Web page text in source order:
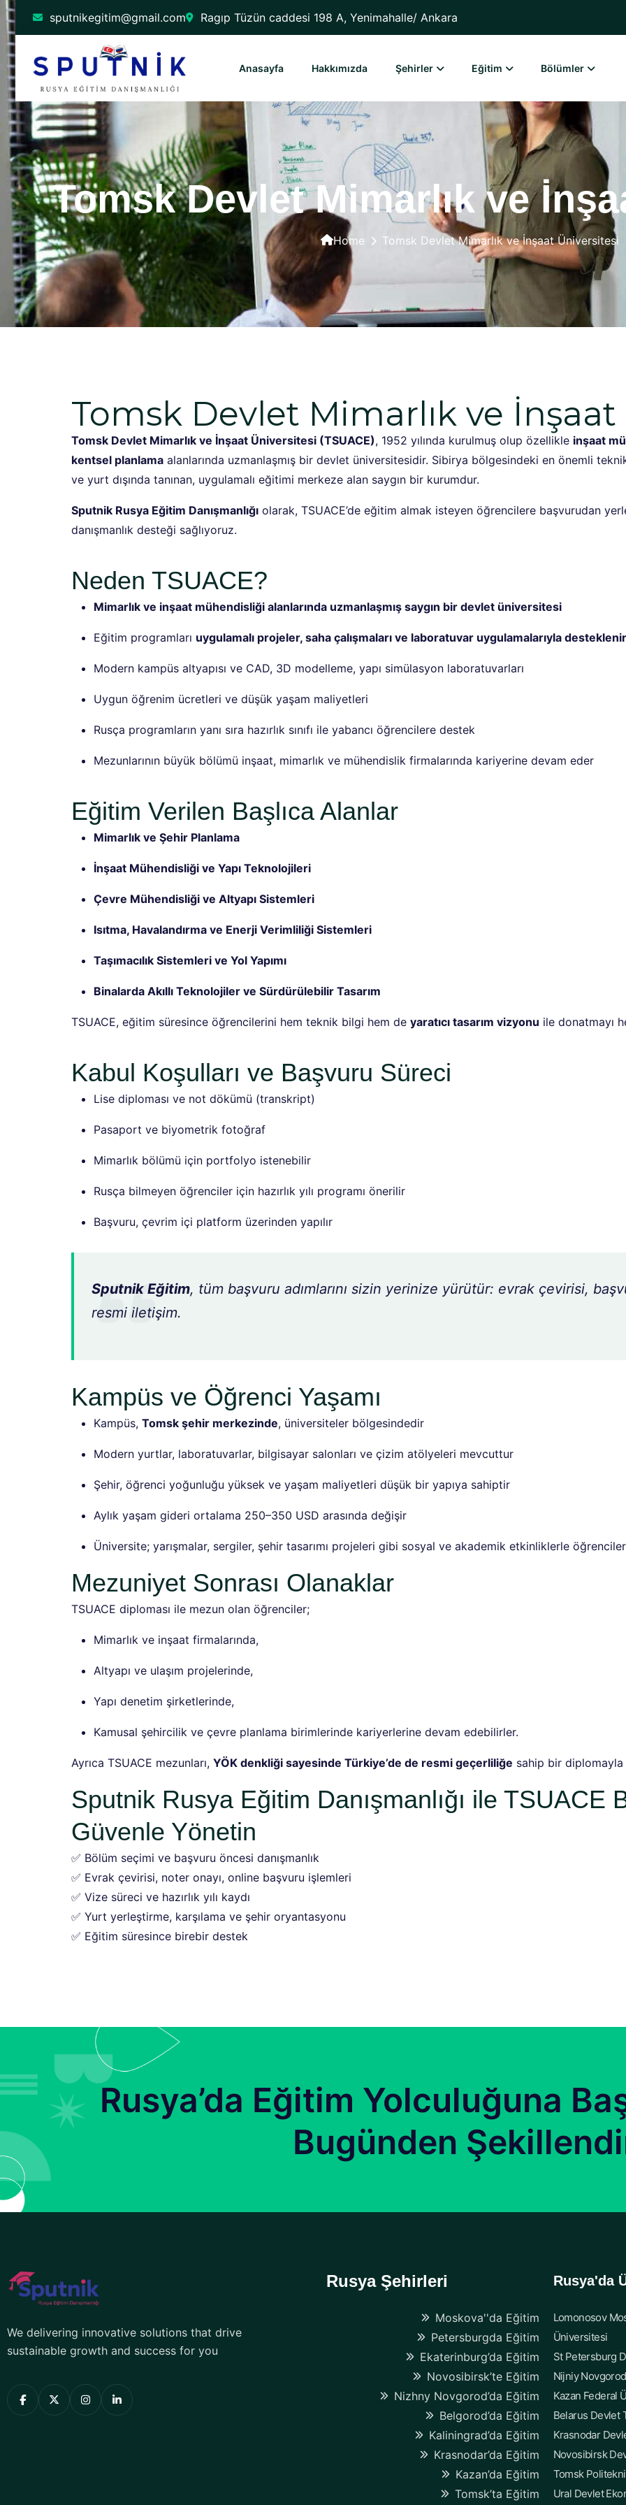
sputnikegitim@gmail.com Ragıp Tüzün caddesi 198 A, Yenimahalle/ Ankara
Anasayfa Hakkımızda Şehirler Eğitim Bölümler
Tomsk Devlet Mimarlık ve
Home Tomsk Devlet Mimarlık ve İnşaat Üniversitesi
Tomsk Devlet Mimarlık ve
Tomsk Devlet Mimarlık ve İnşaat Üniversitesi (TSUACE), 1952 yılında kurulmuş olup özellikle inşaat
kentsel planlama alanlarında uzmanlaşmış bir devlet üniversitesidir. Sibirya bölgesindeki en önemli
ve yurt dışında tanınan, uygulamalı eğitimi merkeze alan saygın bir kurumdur.
Sputnik Rusya Eğitim Danışmanlığı olarak, TSUACE’de eğitim almak isteyen öğrencilere başvurudan
danışmanlık desteği sağlıyoruz.
Neden TSUACE?
Mimarlık ve inşaat mühendisliği alanlarında uzmanlaşmış saygın bir devlet üniversitesi
Eğitim programları uygulamalı projeler, saha çalışmaları ve laboratuvar uygulamalarıyla desteklenir
Modern kampüs altyapısı ve CAD, 3D modelleme, yapı simülasyon laboratuvarları
Uygun öğrenim ücretleri ve düşük yaşam maliyetleri
Rusça programların yanı sıra hazırlık sınıfı ile yabancı öğrencilere destek
Mezunlarının büyük bölümü inşaat, mimarlık ve mühendislik firmalarında kariyerine devam eder
Eğitim Verilen Başlıca Alanlar
Mimarlık ve Şehir Planlama
İnşaat Mühendisliği ve Yapı Teknolojileri
Çevre Mühendisliği ve Altyapı Sistemleri
Isıtma, Havalandırma ve Enerji Verimliliği Sistemleri
Taşımacılık Sistemleri ve Yol Yapımı
Binalarda Akıllı Teknolojiler ve Sürdürülebilir Tasarım
TSUACE, eğitim süresince öğrencilerini hem teknik bilgi hem de yaratıcı tasarım vizyonu ile donatmayı
Kabul Koşulları ve Başvuru Süreci
Lise diploması ve not dökümü (transkript)
Pasaport ve biyometrik fotoğraf
Mimarlık bölümü için portfolyo istenebilir
Rusça bilmeyen öğrenciler için hazırlık yılı programı önerilir
Başvuru, çevrim içi platform üzerinden yapılır
Sputnik Eğitim, tüm başvuru adımlarını sizin yerinize yürütür: evrak çevirisi,
resmi iletişim.
Kampüs ve Öğrenci Yaşamı
Kampüs, Tomsk şehir merkezinde, üniversiteler bölgesindedir
Modern yurtlar, laboratuvarlar, bilgisayar salonları ve çizim atölyeleri mevcuttur
Şehir, öğrenci yoğunluğu yüksek ve yaşam maliyetleri düşük bir yapıya sahiptir
Aylık yaşam gideri ortalama 250–350 USD arasında değişir
Üniversite; yarışmalar, sergiler, şehir tasarımı projeleri gibi sosyal ve akademik etkinliklerle
Mezuniyet Sonrası Olanaklar
TSUACE diploması ile mezun olan öğrenciler;
Mimarlık ve inşaat firmalarında,
Altyapı ve ulaşım projelerinde,
Yapı denetim şirketlerinde,
Kamusal şehircilik ve çevre planlama birimlerinde kariyerlerine devam edebilirler.
Ayrıca TSUACE mezunları, YÖK denkliği sayesinde Türkiye’de de resmi geçerliliğe sahip bir diplomayla
Sputnik Rusya Eğitim Danışmanlığı ile TSUACE
Güvenle Yönetin
✅ Bölüm seçimi ve başvuru öncesi danışmanlık
✅ Evrak çevirisi, noter onayı, online başvuru işlemleri
✅ Vize süreci ve hazırlık yılı kaydı
✅ Yurt yerleştirme, karşılama ve şehir oryantasyonu
✅ Eğitim süresince birebir destek
Rusya’da Eğitim Yolculuğuna
Bugünden
We delivering innovative solutions that drive
sustainable growth and success for you
Rusya Şehirleri
Moskova''da Eğitim
Petersburgda Eğitim
Ekaterinburg’da Eğitim
Novosibirsk’te Eğitim
Nizhny Novgorod’da Eğitim
Belgorod’da Eğitim
Kaliningrad’da Eğitim
Krasnodar’da Eğitim
Kazan’da Eğitim
Tomsk’ta Eğitim
Rusya'da
Lomonosov
Üniversitesi
St Petersburg
Nijniy
Kazan Federal
Belarus Devlet
Krasnodar
Novosibirsk
Tomsk
Ural Devlet